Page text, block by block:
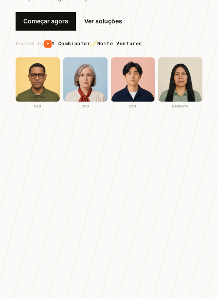
Começar agora Ver soluções
backed by Y Combinator Norte Ventures
CEO CFO CTO GERENTE